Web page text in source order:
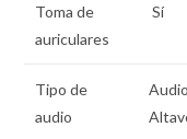
Toma de
auriculares
Sí
Tipo de
audio